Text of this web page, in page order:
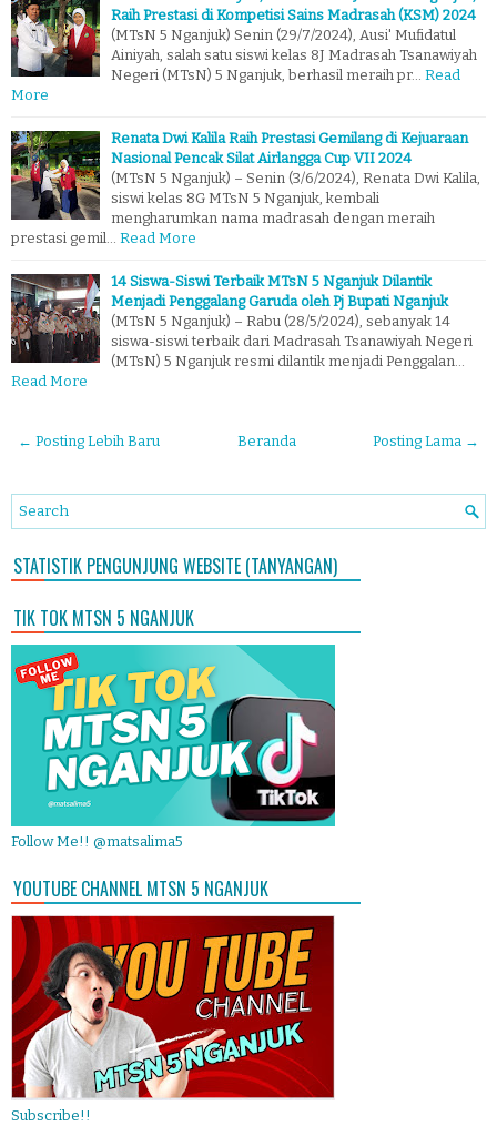
Raih Prestasi di Kompetisi Sains Madrasah (KSM) 2024
(MTsN 5 Nganjuk) Senin (29/7/2024), Ausi' Mufidatul
Ainiyah, salah satu siswi kelas 8J Madrasah Tsanawiyah
Negeri (MTsN) 5 Nganjuk, berhasil meraih pr… Read
More
Renata Dwi Kalila Raih Prestasi Gemilang di Kejuaraan
Nasional Pencak Silat Airlangga Cup VII 2024
(MTsN 5 Nganjuk) – Senin (3/6/2024), Renata Dwi Kalila,
siswi kelas 8G MTsN 5 Nganjuk, kembali
mengharumkan nama madrasah dengan meraih
prestasi gemil… Read More
14 Siswa-Siswi Terbaik MTsN 5 Nganjuk Dilantik
Menjadi Penggalang Garuda oleh Pj Bupati Nganjuk
(MTsN 5 Nganjuk) – Rabu (28/5/2024), sebanyak 14
siswa-siswi terbaik dari Madrasah Tsanawiyah Negeri
(MTsN) 5 Nganjuk resmi dilantik menjadi Penggalan…
Read More
← Posting Lebih Baru Posting Lama →
Beranda
STATISTIK PENGUNJUNG WEBSITE (TANYANGAN)
TIK TOK MTSN 5 NGANJUK
Follow Me!! @matsalima5
YOUTUBE CHANNEL MTSN 5 NGANJUK
Subscribe!!